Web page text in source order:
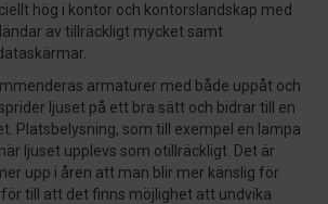
hög i kontor och kontorslandskap med
av tillräckligt mycket samt
armaturer med både uppåt och
ljuset på ett bra sätt och bidrar till en
Platsbelysning, som till exempel en lampa
ljuset upplevs som otillräckligt. Det är
upp i åren att man blir mer känslig för
till att det finns möjlighet att undvika